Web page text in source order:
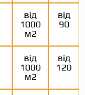
від
1000
м2
від
90
від
1000
м2
від
120